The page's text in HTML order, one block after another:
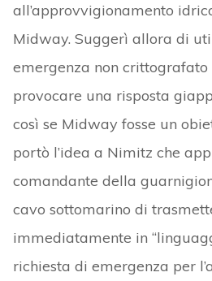
all’approvvigionamento
Midway. Suggerì allora di
emergenza non
provocare una risposta
così se Midway fosse un
portò l’idea a Nimitz che
comandante della
cavo sottomarino di
immediatamente in
richiesta di emergenza per